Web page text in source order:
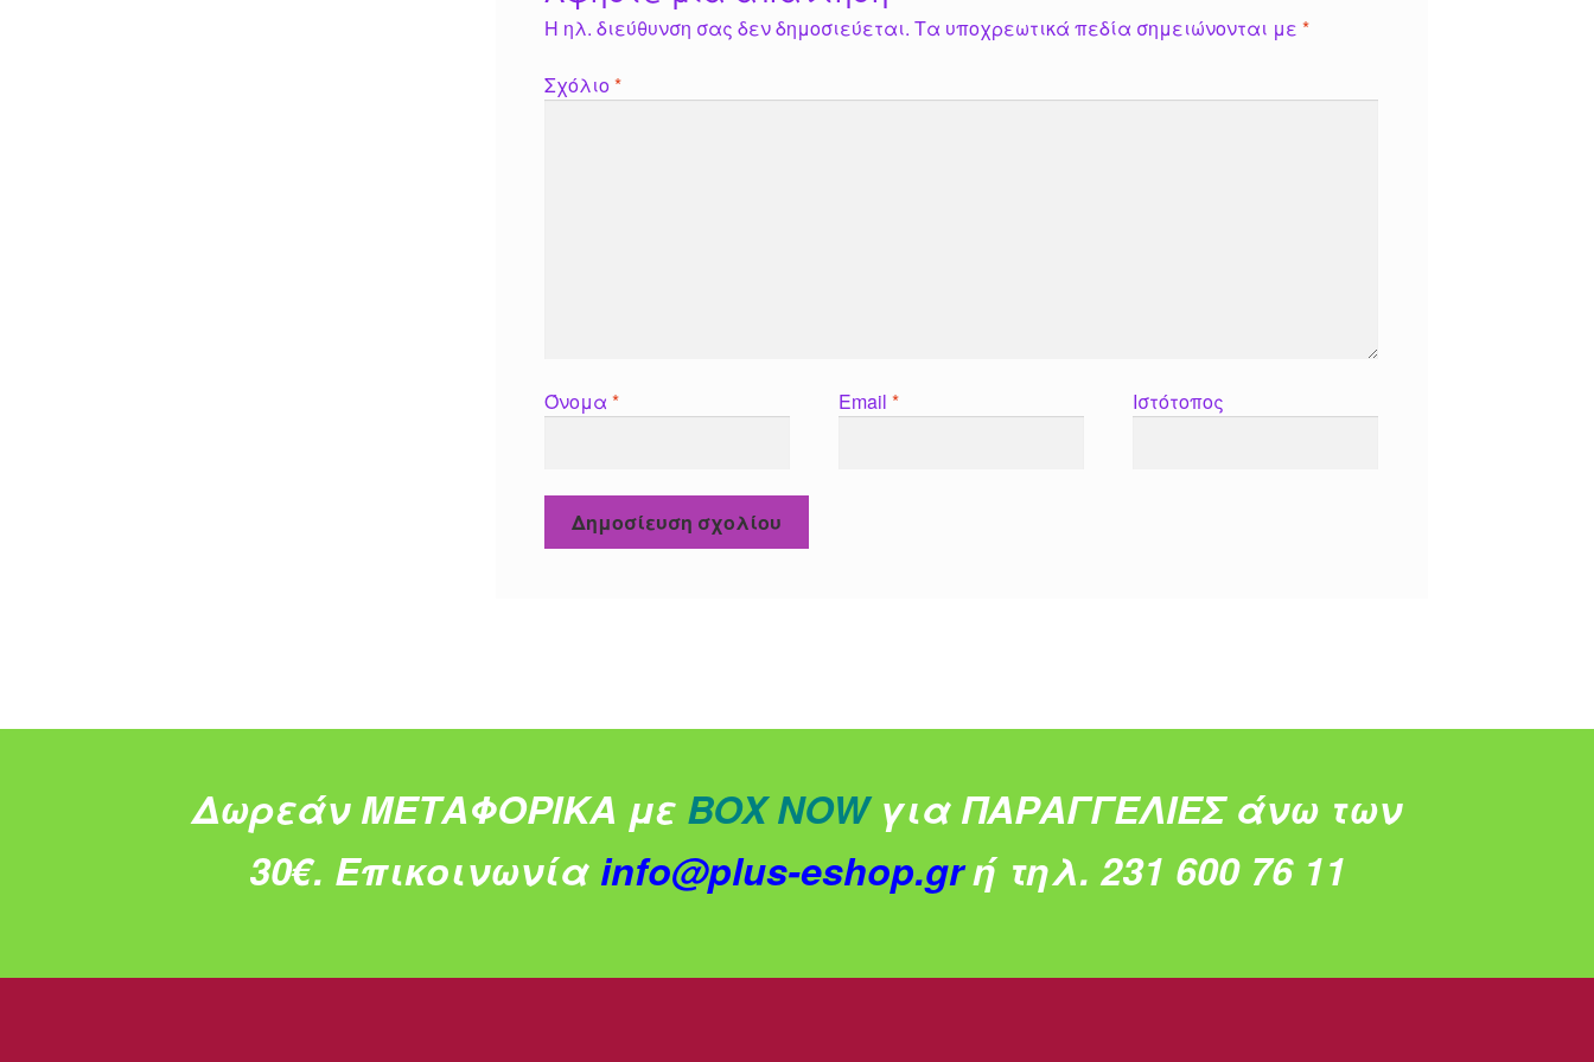
Η ηλ. διεύθυνση σας δεν δημοσιεύεται. Τα υποχρεωτικά πεδία σημειώνονται με*
Σχόλιο*
Όνομα* Email* Ιστότοπος
Δωρεάν ΜΕΤΑΦΟΡΙΚΑ με BOX NOW για ΠΑΡΑΓΓΕΛΙΕΣ άνω των
30€. Επικοινωνία info@plus-eshop.grή τηλ. 231 600 76 11